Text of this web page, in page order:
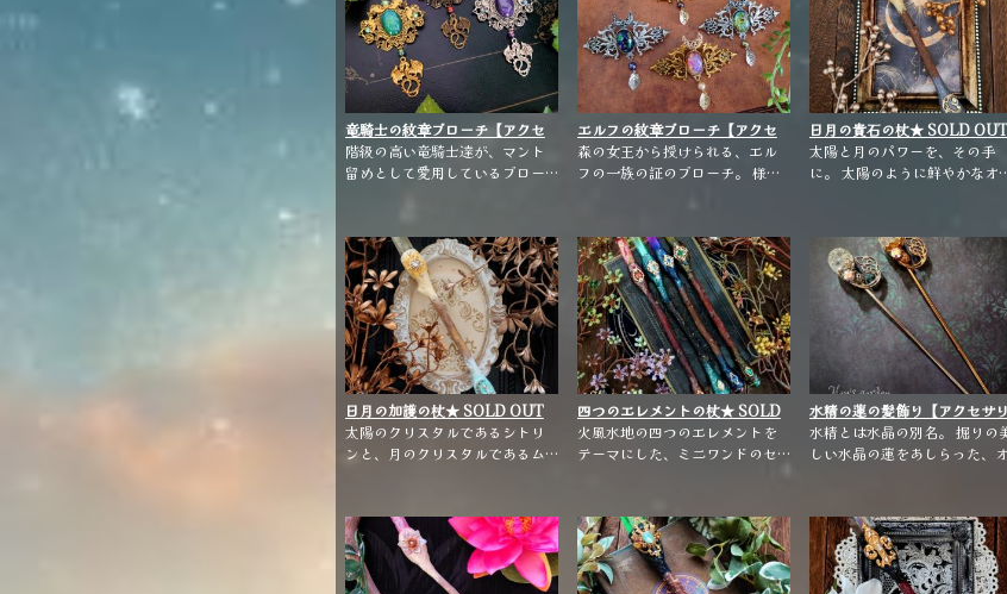
竜騎士の紋章ブローチ【アクセ
サリー】
階級の高い竜騎士達が、マント
留めとして愛用しているブロー
ゴンブレスガラスを贅沢にあし
らいました。 ※こちらは期間限
定販売となります。
エルフの紋章ブローチ【アクセ
サリー】
森の女王から授けられる、エル
フの一族の証のブローチ。 様々
た、大人のファンタジーアクセ
サリーです。 ※こちらは期間限
定販売となります。
日月の貴石の杖★ SOLD OUT
★【雑貨・小物】
太陽と月のパワーを、その手
に。 太陽のように鮮やかなオ
イトをあしらいました。
日月の加護の杖★ SOLD OUT
★【雑貨・小物】
太陽のクリスタルであるシトリ
ンと、月のクリスタルであるム
四つのエレメントの杖★ SOLD
OUT ★【雑貨・小物】
火風水地の四つのエレメントを
テーマにした、ミニワンドのセ
す。
水精の蓮の髪飾り【アクセサリ
ー】
水精とは水晶の別名。 掘りの
しい水晶の蓮をあしらった、オ